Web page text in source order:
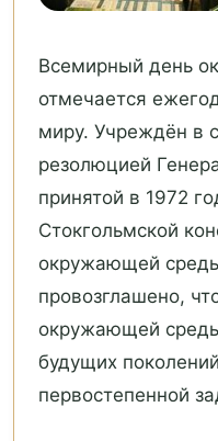
Всемирный день
отмечается
миру. Учреждён в
резолюцией
принятой в 1972
Стокгольмской
окружающей
провозглашено,
окружающей
будущих
первостепенной